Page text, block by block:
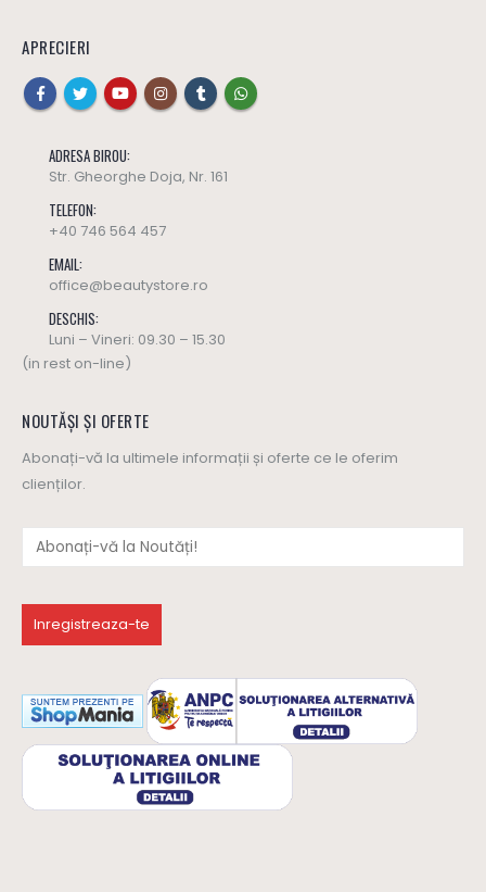
APRECIERI
ADRESA BIROU:
Str. Gheorghe Doja, Nr. 161
TELEFON:
+40 746 564 457
EMAIL:
office@beautystore.ro
DESCHIS:
Luni – Vineri: 09.30 – 15.30
(in rest on-line)
NOUTĂȘI ȘI OFERTE
Abonați-vă la ultimele informații și oferte ce le oferim
clienților.